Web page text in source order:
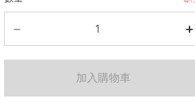
加入購物車